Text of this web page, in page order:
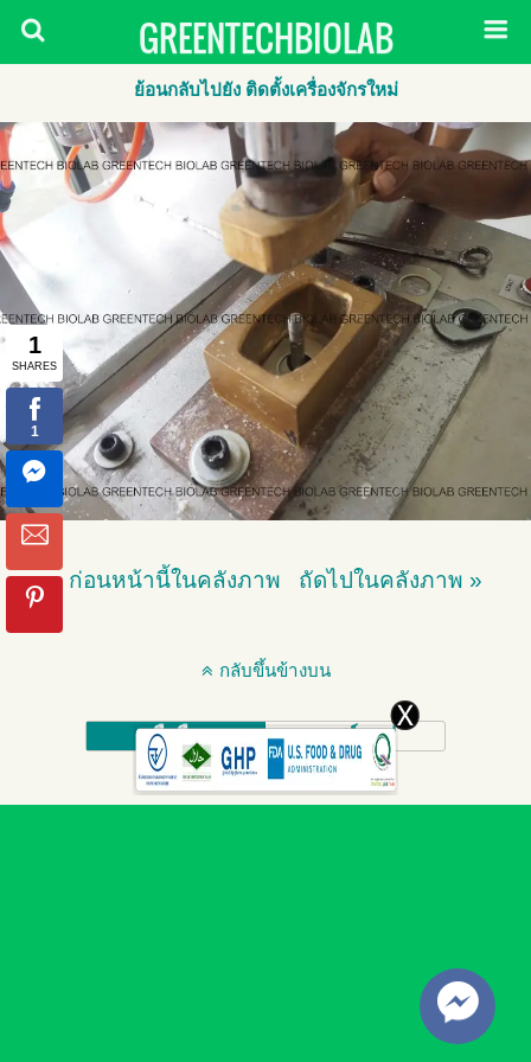
GREENTECHBIOLAB
ย้อนกลับไปยัง ติดตั้งเครื่องจักรใหม่
« ก่อนหน้านี้ในคลังภาพ ถัดไปในคลังภาพ »
กลับขึ้นข้างบน
มือถือ เดสก์ทอป